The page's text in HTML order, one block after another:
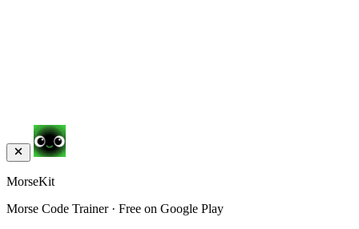
MorseKit
Morse Code Trainer · Free on Google Play